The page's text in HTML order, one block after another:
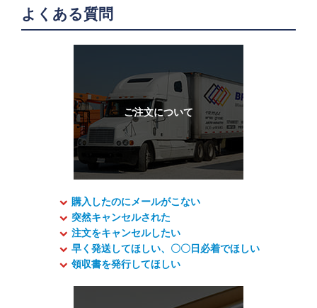
よくある質問
購入したのにメールがこない
突然キャンセルされた
注文をキャンセルしたい
早く発送してほしい、〇〇日必着でほしい
領収書を発行してほしい